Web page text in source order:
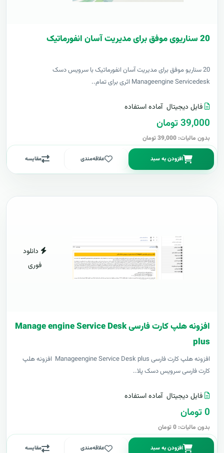
20 سناریوی موفق برای مدیریت آسان انفورماتیک
20 سناریو موفق برای مدیریت آسان انفورماتیک با سرویس دسک
Manageengine Servicedesk اثری برای تمام..
فایل دیجیتال آماده استفاده
39,000 تومان
بدون مالیات: 39,000 تومان
افزودن به سبد علاقه‌مندی مقایسه
دانلود
فوری
افزونه هلپ کارت فارسی Manage engine Service Desk
plus
افزونه هلپ کارت فارسی Manageengine Service Desk plus افزونه هلپ
کارت فارسی سرویس دسک پلا..
فایل دیجیتال آماده استفاده
0 تومان
بدون مالیات: 0 تومان
افزودن به سبد علاقه‌مندی مقایسه